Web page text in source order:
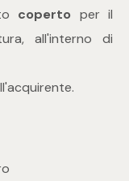
coperto per il
all'interno di